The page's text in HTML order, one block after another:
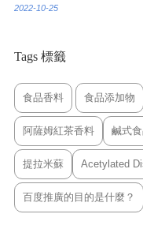
2022-10-25
Tags 標籤
食品香料 食品添加物
阿薩姆紅茶香料 鹹式
提拉米蘇 Acetylated
百度推廣的目的是什麼？